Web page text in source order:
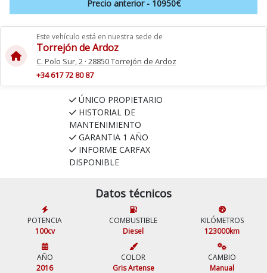
Precio anterior - 10950€
Este vehículo está en nuestra sede de
Torrejón de Ardoz
C. Polo Sur, 2 · 28850 Torrejón de Ardoz
+34 617 72 80 87
ÚNICO PROPIETARIO
HISTORIAL DE
MANTENIMIENTO
GARANTIA 1 AÑO
INFORME CARFAX
DISPONIBLE
Datos técnicos
POTENCIA
100cv
COMBUSTIBLE
Diesel
KILÓMETROS
123000km
AÑO
2016
COLOR
Gris Artense
CAMBIO
Manual